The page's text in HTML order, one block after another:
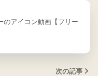
のアイコン動画【フリー
次の記事